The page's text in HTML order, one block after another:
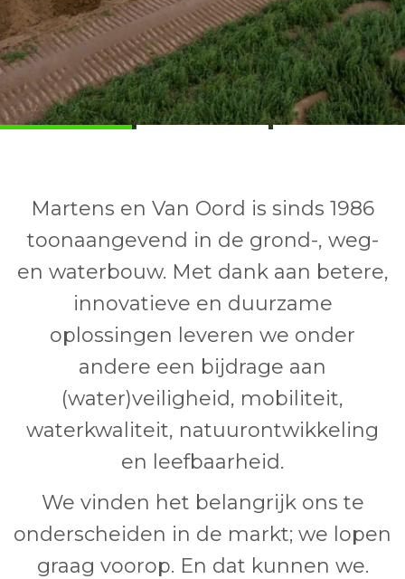
Martens en Van Oord is sinds 1986
toonaangevend in de grond-, weg-
en waterbouw. Met dank aan betere,
innovatieve en duurzame
oplossingen leveren we onder
andere een bijdrage aan
(water)veiligheid, mobiliteit,
waterkwaliteit, natuurontwikkeling
en leefbaarheid.
We vinden het belangrijk ons te
onderscheiden in de markt; we lopen
graag voorop. En dat kunnen we.